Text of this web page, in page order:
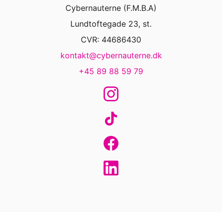
Cybernauterne (F.M.B.A)
Lundtoftegade 23, st.
CVR: 44686430
kontakt@cybernauterne.dk
+45 89 88 59 79